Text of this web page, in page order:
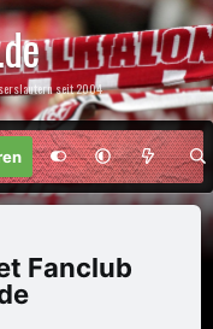
seit 2004
Fanclub